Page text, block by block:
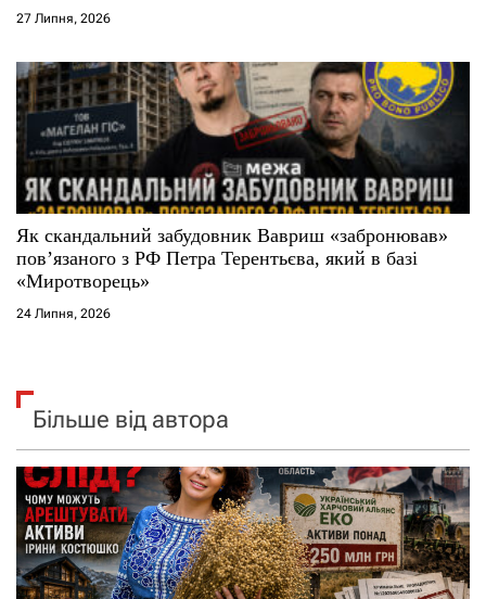
27 Липня, 2026
Як скандальний забудовник Вавриш «забронював»
повʼязаного з РФ Петра Терентьєва, який в базі
«Миротворець»
24 Липня, 2026
Більше від автора